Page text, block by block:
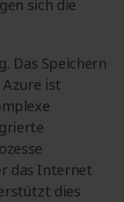
sich die
Das Speichern
Azure ist
das Internet
dies